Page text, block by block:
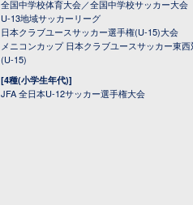
全国中学校体育大会／全国中学校サッカー大会
U-13地域サッカーリーグ
日本クラブユースサッカー選手権(U-15)大会
メニコンカップ 日本クラブユースサッカー東
(U-15)
[4種(小学生年代)]
JFA 全日本U-12サッカー選手権大会